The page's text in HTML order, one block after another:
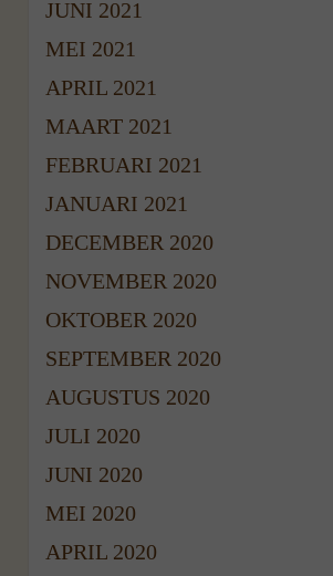
JUNI 2021
MEI 2021
APRIL 2021
MAART 2021
FEBRUARI 2021
JANUARI 2021
DECEMBER 2020
NOVEMBER 2020
OKTOBER 2020
SEPTEMBER 2020
AUGUSTUS 2020
JULI 2020
JUNI 2020
MEI 2020
APRIL 2020